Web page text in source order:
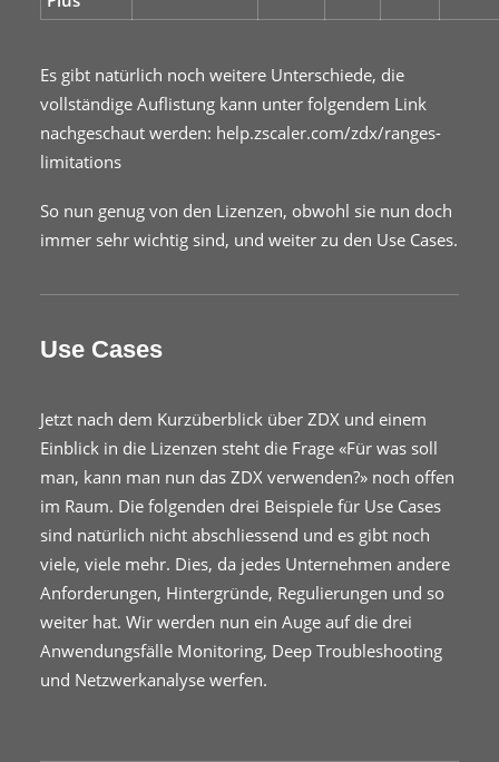
Es gibt natürlich noch weitere Unterschiede, die
vollständige Auflistung kann unter folgendem Link
nachgeschaut werden: help.zscaler.com/zdx/ranges-
limitations
So nun genug von den Lizenzen, obwohl sie nun doch
immer sehr wichtig sind, und weiter zu den Use Cases.
Use Cases
Jetzt nach dem Kurzüberblick über ZDX und einem
Einblick in die Lizenzen steht die Frage «Für was soll
man, kann man nun das ZDX verwenden?» noch offen
im Raum. Die folgenden drei Beispiele für Use Cases
sind natürlich nicht abschliessend und es gibt noch
viele, viele mehr. Dies, da jedes Unternehmen andere
Anforderungen, Hintergründe, Regulierungen und so
weiter hat. Wir werden nun ein Auge auf die drei
Anwendungsfälle Monitoring, Deep Troubleshooting
und Netzwerkanalyse werfen.